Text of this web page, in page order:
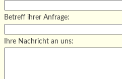
Betreff ihrer Anfrage:
Ihre Nachricht an uns: